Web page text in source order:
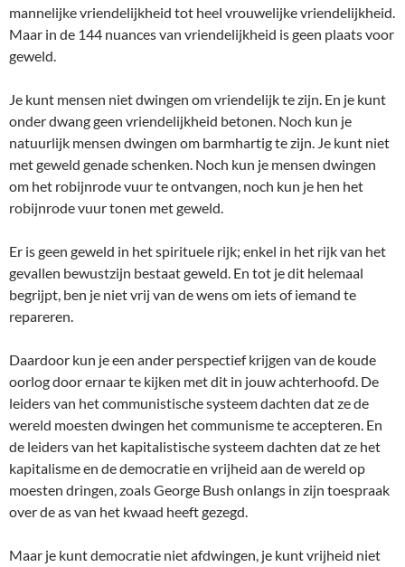
mannelijke vriendelijkheid tot heel vrouwelijke vriendelijkheid.
Maar in de 144 nuances van vriendelijkheid is geen plaats voor
geweld.
Je kunt mensen niet dwingen om vriendelijk te zijn. En je kunt
onder dwang geen vriendelijkheid betonen. Noch kun je
natuurlijk mensen dwingen om barmhartig te zijn. Je kunt niet
met geweld genade schenken. Noch kun je mensen dwingen
om het robijnrode vuur te ontvangen, noch kun je hen het
robijnrode vuur tonen met geweld.
Er is geen geweld in het spirituele rijk; enkel in het rijk van het
gevallen bewustzijn bestaat geweld. En tot je dit helemaal
begrijpt, ben je niet vrij van de wens om iets of iemand te
repareren.
Daardoor kun je een ander perspectief krijgen van de koude
oorlog door ernaar te kijken met dit in jouw achterhoofd. De
leiders van het communistische systeem dachten dat ze de
wereld moesten dwingen het communisme te accepteren. En
de leiders van het kapitalistische systeem dachten dat ze het
kapitalisme en de democratie en vrijheid aan de wereld op
moesten dringen, zoals George Bush onlangs in zijn toespraak
over de as van het kwaad heeft gezegd.
Maar je kunt democratie niet afdwingen, je kunt vrijheid niet